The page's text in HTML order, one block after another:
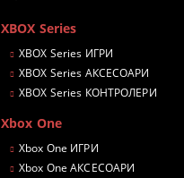
XBOX Series
XBOX Series ИГРИ
XBOX Series АКСЕСОАРИ
XBOX Series КОНТРОЛЕРИ
Xbox One
Xbox One ИГРИ
Xbox One АКСЕСОАРИ